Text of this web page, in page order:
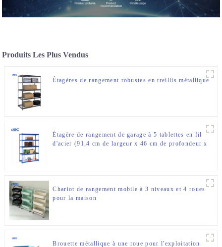
Produits Les Plus Vendus
Étagères de rangement robustes en treillis métallique
Étagère de rangement de garage à 5 tablettes en fil
d'acier (91,4 cm de largeur x 46 cm de profondeur x
Chariot de rangement mobile à 3 niveaux et 4 roues
pour la maison
Brouette métallique à une roue pour l'exploitation